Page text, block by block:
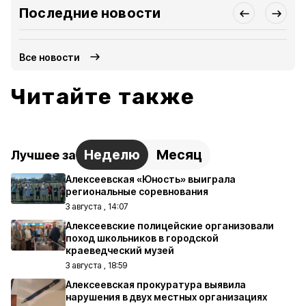
Последние новости
Все новости
Читайте также
Лучшее за Неделю Месяц
Алексеевская «Юность» выиграла
региональные соревнования
3 августа , 14:07
Алексеевские полицейские организовали
поход школьников в городской
краеведческий музей
3 августа , 18:59
Алексеевская прокуратура выявила
нарушения в двух местных организациях